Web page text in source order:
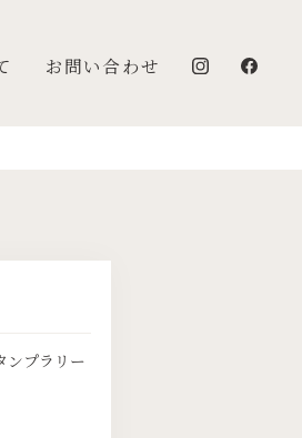
お問い合わせ
ンプラリー